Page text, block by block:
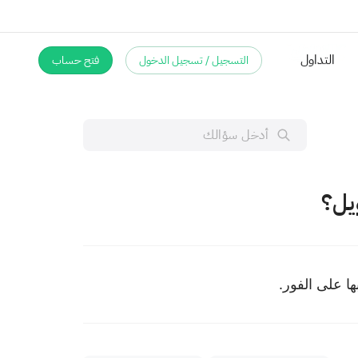
التداول التسجيل / تسجيل الدخول فتح حساب
على الفور.